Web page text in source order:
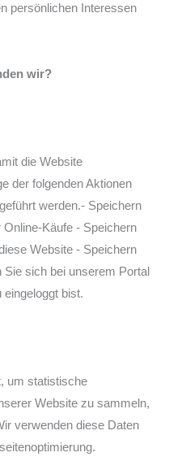
persönlichen Interessen
wir?
die Website
der folgenden Aktionen
werden.- Speichern
Käufe - Speichern
Website - Speichern
sich bei unserem Portal
bist.
um statistische
Website zu sammeln,
verwenden diese Daten